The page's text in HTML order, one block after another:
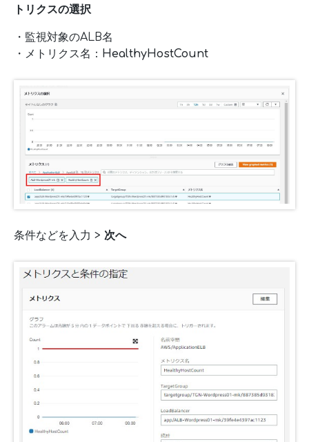
トリクスの選択
・監視対象のALB名
・メトリクス名： HealthyHostCount
条件などを入力 > 次へ